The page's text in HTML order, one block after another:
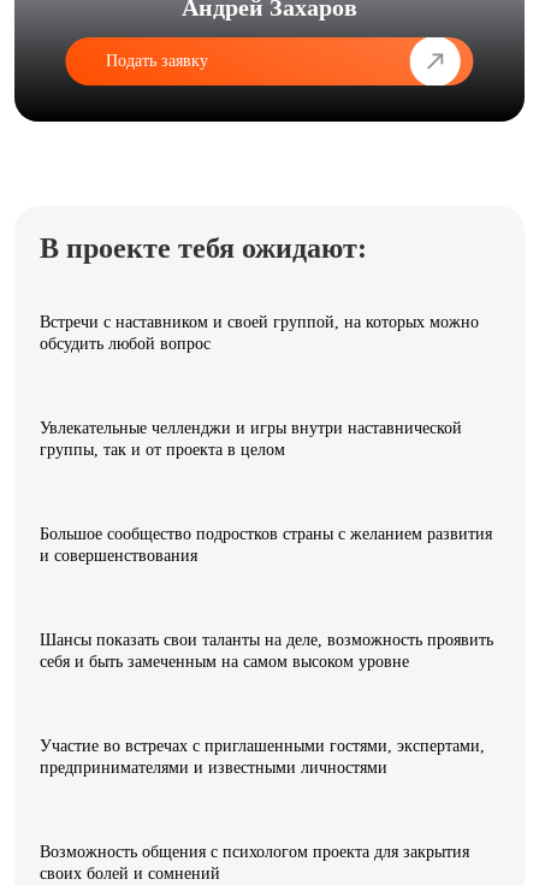
Андрей Захаров
Подать заявку
В проекте тебя ожидают:
Встречи с наставником и своей группой, на которых можно
обсудить любой вопрос
Увлекательные челленджи и игры внутри наставнической
группы, так и от проекта в целом
Большое сообщество подростков страны с желанием развития
и совершенствования
Шансы показать свои таланты на деле, возможность проявить
себя и быть замеченным на самом высоком уровне
Участие во встречах с приглашенными гостями, экспертами,
предпринимателями и известными личностями
Возможность общения с психологом проекта для закрытия
своих болей и сомнений